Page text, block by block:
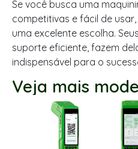
Se você busca uma
competitivas e fácil de usar,
uma excelente escolha.
suporte eficiente, fazem
indispensável para o
Veja mais